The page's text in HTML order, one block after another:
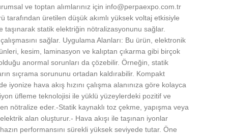
ve toptan alımlarınız için info@perpaexpo.com.tr
üretilen düşük akımlı yüksek voltaj etkisiyle
taşınarak statik elektriğin nötralizasyonunu sağlar.
sağlar. Uygulama Alanları: Bu ürün, elektronik
kesim, laminasyon ve kalıptan çıkarma gibi birçok
anormal sorunları da çözebilir. Örneğin, statik
sıçrama sorununu ortadan kaldırabilir. Kompakt
hava akış hızını çalışma alanınıza göre kolayca
üfleme teknolojisi ile yüklü yüzeylerdeki pozitif ve
nötralize eder.-Statik kaynaklı toz çekme, yapışma veya
alan oluşturur.- Hava akışı ile taşınan iyonlar
performansını sürekli yüksek seviyede tutar. Öne